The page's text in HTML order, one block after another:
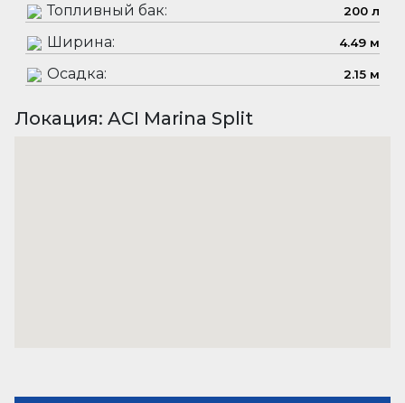
Топливный бак: 200 л
Ширина: 4.49 м
Осадка: 2.15 м
Локация: ACI Marina Split